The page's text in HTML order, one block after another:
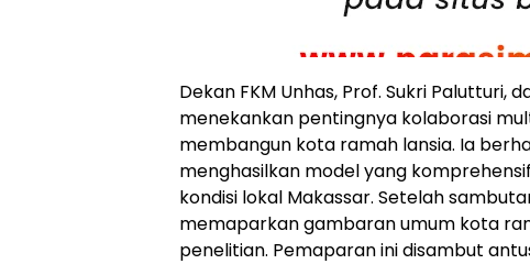
Dekan FKM Unhas, Prof. Sukri Palutturi,
menekankan pentingnya kolaborasi
membangun kota ramah lansia. Ia
menghasilkan model yang
kondisi lokal Makassar. Setelah
memaparkan gambaran umum kota
penelitian. Pemaparan ini disambut